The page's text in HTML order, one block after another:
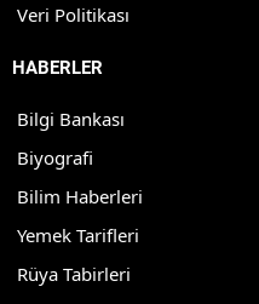
Veri Politikası
HABERLER
Bilgi Bankası
Biyografi
Bilim Haberleri
Yemek Tarifleri
Rüya Tabirleri